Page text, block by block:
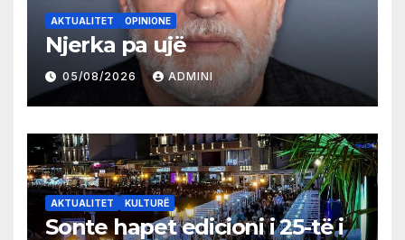
AKTUALITET OPINIONE
Njerka pa ujë
05/08/2026 ADMINI
AKTUALITET KULTURË
Sonte hapet edicioni i 25-të i